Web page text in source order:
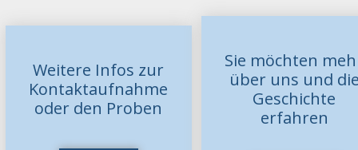
Weitere Infos zur
Kontaktaufnahme
oder den Proben
Sie möchten
über uns und
Geschichte
erfahren